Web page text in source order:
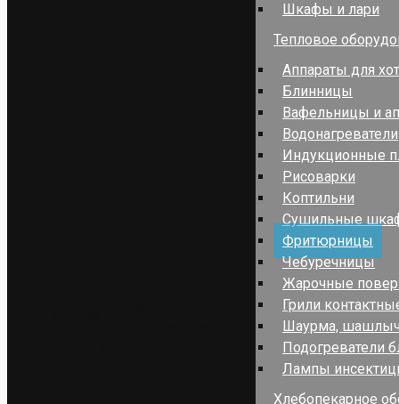
Шкафы и лари
Тепловое
Аппараты для
Блинницы
Вафельницы и
Водонагреватели
Индукционные
Рисоварки
Коптильни
Сушильные
Фритюрницы
Чебуречницы
Жарочные
Грили
Шаурма,
Подогреватели
Лампы
Хлебопекарное